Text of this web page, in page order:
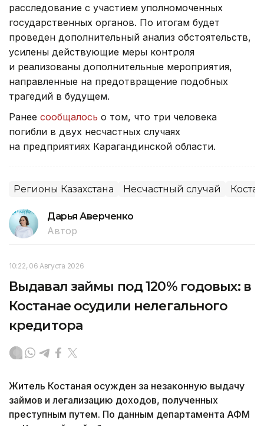
расследование с участием уполномоченных
государственных органов. По итогам будет
проведен дополнительный анализ обстоятельств,
усилены действующие меры контроля
и реализованы дополнительные мероприятия,
направленные на предотвращение подобных
трагедий в будущем.
Ранее сообщалось о том, что три человека
погибли в двух несчастных случаях
на предприятиях Карагандинской области.
Регионы Казахстана Несчастный случай
Дарья Аверченко
Автор
10:22, 06 Августа 2026
Выдавал займы под 120% годовых: в
Костанае осудили нелегального
кредитора
Житель Костаная осужден за незаконную выдачу
займов и легализацию доходов, полученных
преступным путем. По данным департамента АФМ